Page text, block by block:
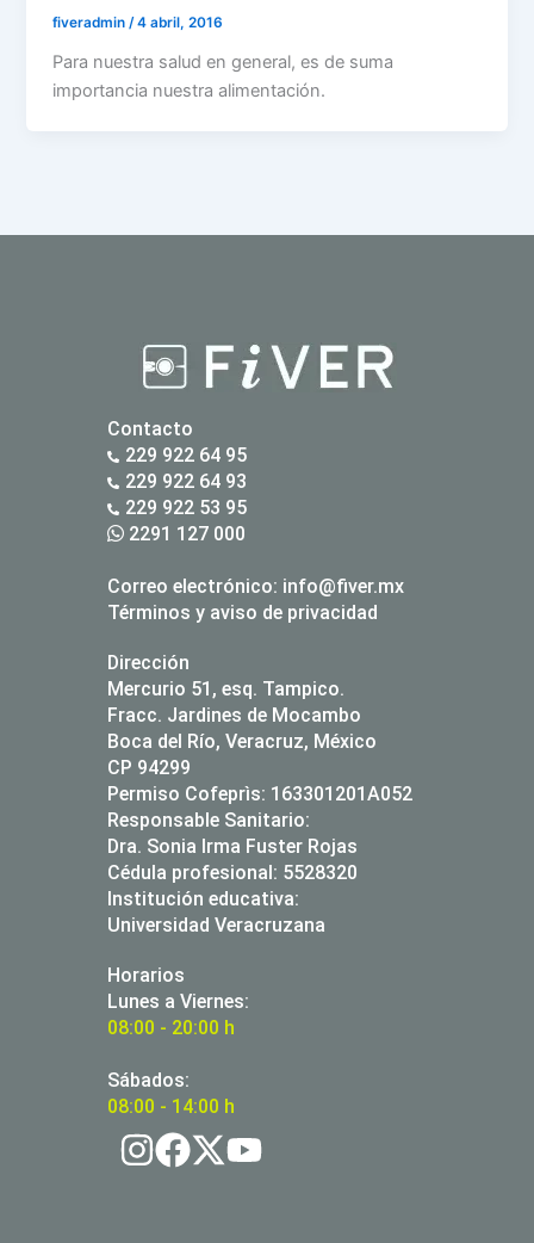
fiveradmin/4 abril, 2016
Para nuestra salud en general, es de suma
importancia nuestra alimentación.
Contacto
229 922 64 95
229 922 64 93
229 922 53 95
2291 127 000
Correo electrónico: info@fiver.mx
Términos y aviso de privacidad
Dirección
Mercurio 51, esq. Tampico.
Fracc. Jardines de Mocambo
Boca del Río, Veracruz, México
CP 94299
Permiso Cofeprìs: 163301201A052
Responsable Sanitario:
Dra. Sonia Irma Fuster Rojas
Cédula profesional: 5528320
Institución educativa:
Universidad Veracruzana
Horarios
Lunes a Viernes:
08:00 - 20:00 h
Sábados:
08:00 - 14:00 h